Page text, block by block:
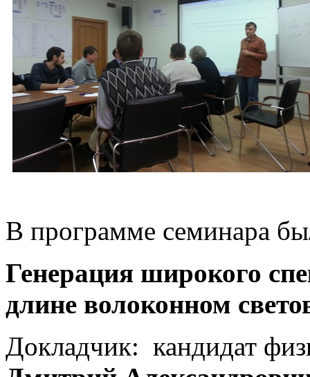
В программе семинара
Генерация широкого
длине волоконном
Докладчик: кандидат